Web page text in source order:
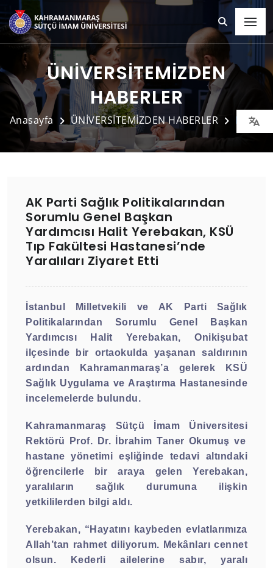
ÜNİVERSİTEMİZDEN
HABERLER
Anasayfa ÜNİVERSİTEMİZDEN HABERLER Detay
AK Parti Sağlık Politikalarından
Sorumlu Genel Başkan
Yardımcısı Halit Yerebakan, KSÜ
Tıp Fakültesi Hastanesi’nde
Yaralıları Ziyaret Etti
İstanbul Milletvekili ve AK Parti Sağlık
Politikalarından Sorumlu Genel Başkan
Yardımcısı Halit Yerebakan, Onikişubat
ilçesinde bir ortaokulda yaşanan saldırının
ardından Kahramanmaraş’a gelerek KSÜ
Sağlık Uygulama ve Araştırma Hastanesinde
incelemelerde bulundu.
Kahramanmaraş Sütçü İmam Üniversitesi
Rektörü Prof. Dr. İbrahim Taner Okumuş ve
hastane yönetimi eşliğinde tedavi altındaki
öğrencilerle bir araya gelen Yerebakan,
yaralıların sağlık durumuna ilişkin
yetkililerden bilgi aldı.
Yerebakan, “Hayatını kaybeden evlatlarımıza
Allah’tan rahmet diliyorum. Mekânları cennet
olsun. Kederli ailelerine sabır, yaralı